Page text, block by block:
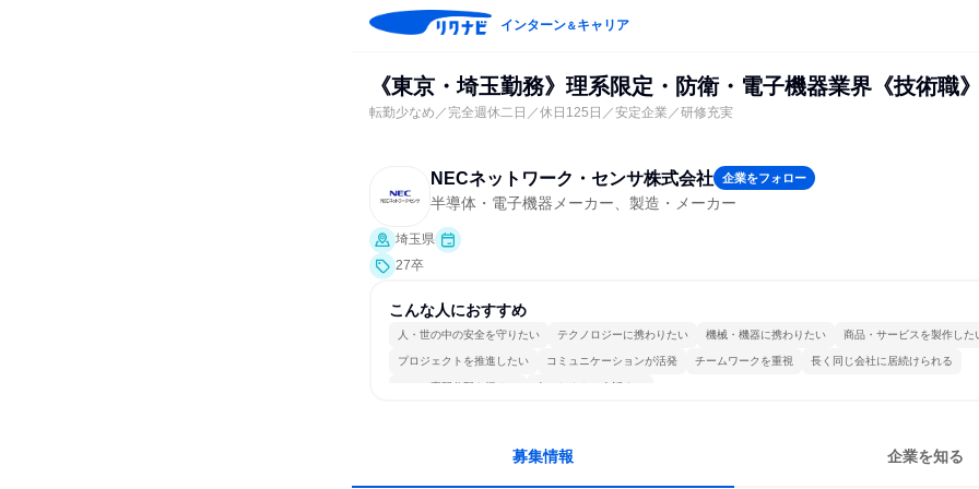
インターン＆キャリア
《東京・埼玉勤務》理系限定・防衛・電子機器業界《技術職
転勤少なめ／完全週休二日／休日125日／安定企業／研修充実
NECネットワーク・センサ株式会社 企業をフォロー
半導体・電子機器メーカー、製造・メーカー
埼玉県
27卒
こんな人におすすめ
人・世の中の安全を守りたい テクノロジーに携わりたい 機械・機器に携わりたい 商品・サービスを製作した
プロジェクトを推進したい コミュニケーションが活発 チームワークを重視 長く同じ会社に居続けられる
一つの専門分野を極める 人とたくさん会話する
募集情報 企業を知る